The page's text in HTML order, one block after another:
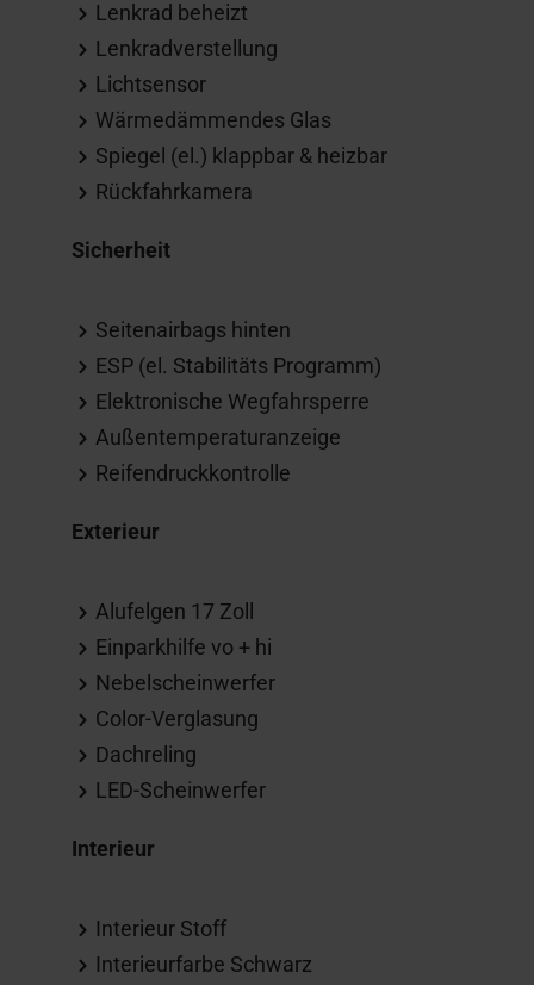
Lenkrad beheizt
Lenkradverstellung
Lichtsensor
Wärmedämmendes Glas
Spiegel (el.) klappbar & heizbar
Rückfahrkamera
Sicherheit
Seitenairbags hinten
ESP (el. Stabilitäts Programm)
Elektronische Wegfahrsperre
Außentemperaturanzeige
Reifendruckkontrolle
Exterieur
Alufelgen 17 Zoll
Einparkhilfe vo + hi
Nebelscheinwerfer
Color-Verglasung
Dachreling
LED-Scheinwerfer
Interieur
Interieur Stoff
Interieurfarbe Schwarz